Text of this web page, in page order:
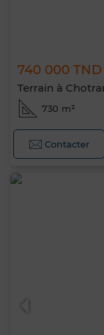
740 000 TND
Terrain à
730 m²
Contacter